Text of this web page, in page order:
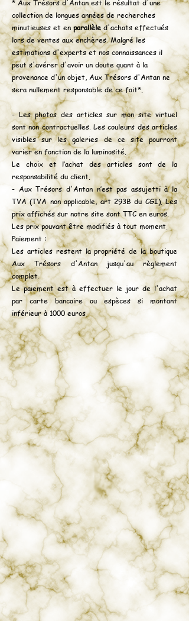
* Aux Trésors d'Antan est le résultat d'une
collection de longues années de recherches
minutieuses et en parallèle d'achats effectués
lors de ventes aux enchères. Malgré les
estimations d'experts et nos connaissances il
peut s'avérer d'avoir un doute quant à la
provenance d'un objet, Aux Trésors d'Antan ne
sera nullement responsable de ce fait*.
- Les photos des articles sur mon site virtuel
sont non contractuelles. Les couleurs des articles
visibles sur les galeries de ce site pourront
varier en fonction de la luminosité.
Le choix et l’achat des articles sont de la
responsabilité du client.
- Aux Trésors d'Antan n’est pas assujetti à la
TVA (TVA non applicable, art 293B du CGI). Les
prix affichés sur notre site sont TTC en euros.
Les prix pouvant être modifiés à tout moment.
Paiement :
Les articles restent la propriété de la boutique
Aux Trésors d'Antan jusqu'au règlement
complet.
Le paiement est à effectuer le jour de l'achat
par carte bancaire ou espèces si montant
inférieur à 1000 euros.